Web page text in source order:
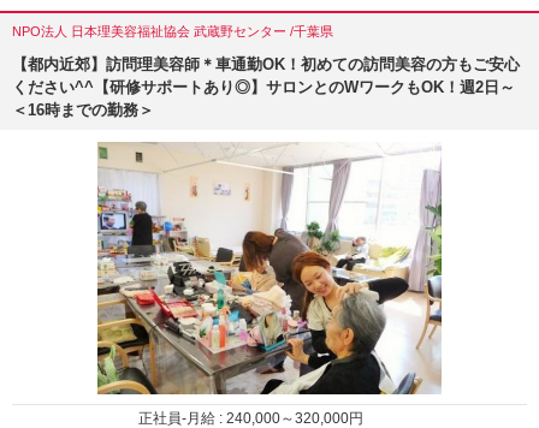
NPO法人 日本理美容福祉協会 武蔵野センター /千葉県
【都内近郊】訪問理美容師＊車通勤OK！初めての訪問美容の方もご安心
ください^^【研修サポートあり◎】サロンとのWワークもOK！週2日～
＜16時までの勤務＞
正社員-月給 : 240,000～320,000円